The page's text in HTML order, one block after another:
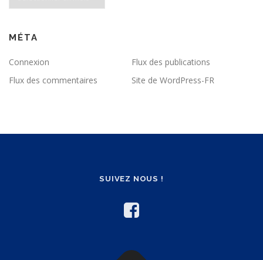
MÉTA
Connexion
Flux des publications
Flux des commentaires
Site de WordPress-FR
SUIVEZ NOUS !